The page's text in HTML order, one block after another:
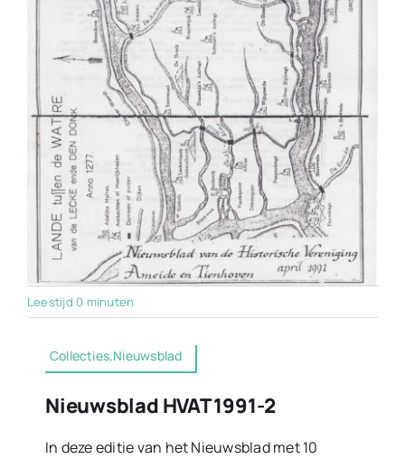
Leestijd 0 minuten
Collecties,Nieuwsblad
Nieuwsblad HVAT 1991-2
In deze editie van het Nieuwsblad met 10